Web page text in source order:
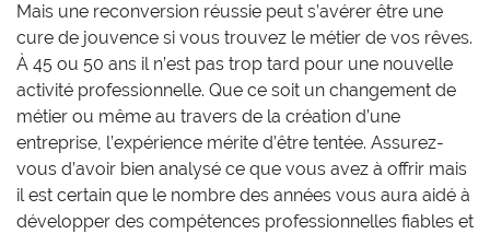
Mais une reconversion réussie peut s’avérer être une
cure de jouvence si vous trouvez le métier de vos rêves.
À 45 ou 50 ans il n’est pas trop tard pour une nouvelle
activité professionnelle. Que ce soit un changement de
métier ou même au travers de la création d’une
entreprise, l’expérience mérite d’être tentée. Assurez-
vous d’avoir bien analysé ce que vous avez à offrir mais
il est certain que le nombre des années vous aura aidé à
développer des compétences professionnelles fiables et